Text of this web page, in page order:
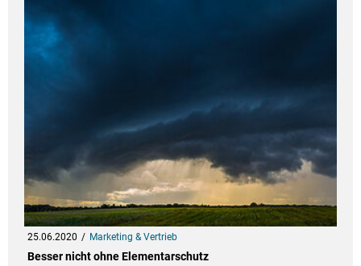
25.06.2020 Marketing & Vertrieb
Besser nicht ohne Elementarschutz